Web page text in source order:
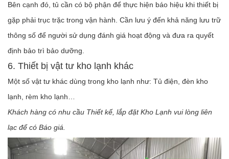
Bên cạnh đó, tủ cần có bộ phận để thực hiện báo hiệu khi thiết bị
gặp phải trục trặc trong vận hành. Cần lưu ý đến khả năng lưu trữ
thông số để người sử dụng đánh giá hoạt động và đưa ra quyết
định bảo trì bảo dưỡng.
6. Thiết bị vật tư kho lạnh khác
Một số vật tư khác dùng trong kho lạnh như: Tủ điện, đèn kho
lạnh, rèm kho lạnh…
Khách hàng có nhu cầu Thiết kế, lắp đặt Kho Lạnh vui lòng liên
lạc để có Báo giá.